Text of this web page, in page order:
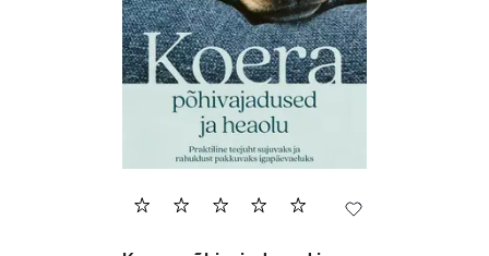
Filoloogia (121)
Filosoofia (146)
Geograafia (65)
Haridus (20)
Ilukirjandus (4258)